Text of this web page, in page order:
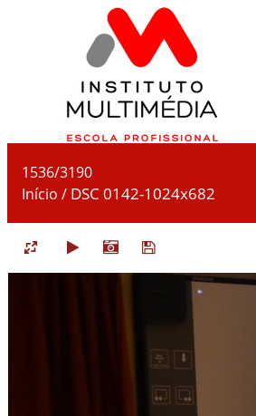
1536/3190
Início / DSC 0142-1024x682